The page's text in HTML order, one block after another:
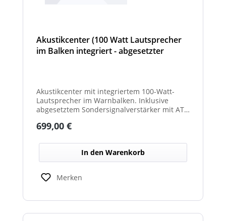
Akustikcenter (100 Watt Lautsprecher
im Balken integriert - abgesetzter
Akustikcenter mit integriertem 100-Watt-
Lautsprecher im Warnbalken. Inklusive
abgesetztem Sondersignalverstärker mit AT-
Absicherung von Einsatz- und
Regulärer Preis:
699,00 €
In den Warenkorb
Merken